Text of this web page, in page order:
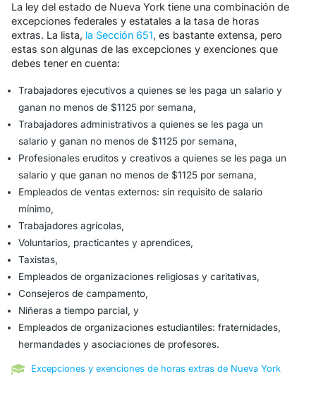
La ley del estado de Nueva York tiene una combinación de
excepciones federales y estatales a la tasa de horas
extras. La lista, la Sección 651, es bastante extensa, pero
estas son algunas de las excepciones y exenciones que
debes tener en cuenta:
Trabajadores ejecutivos a quienes se les paga un salario y
ganan no menos de $1125 por semana,
Trabajadores administrativos a quienes se les paga un
salario y ganan no menos de $1125 por semana,
Profesionales eruditos y creativos a quienes se les paga un
salario y que ganan no menos de $1125 por semana,
Empleados de ventas externos: sin requisito de salario
mínimo,
Trabajadores agrícolas,
Voluntarios, practicantes y aprendices,
Taxistas,
Empleados de organizaciones religiosas y caritativas,
Consejeros de campamento,
Niñeras a tiempo parcial, y
Empleados de organizaciones estudiantiles: fraternidades,
hermandades y asociaciones de profesores.
Excepciones y exenciones de horas extras de Nueva York